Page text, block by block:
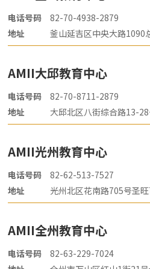
电话号码
82-70-4938-2879
地址
釜山延吉区中央大路
AMII大邱教育中心
电话号码
82-70-8711-2879
地址
大邱北区八街综合路13-
AMII光州教育中心
电话号码
82-62-513-7527
地址
光州北区花南路705号圣
AMII全州教育中心
电话号码
82-63-229-7024